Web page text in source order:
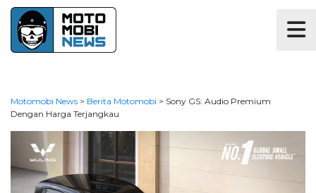
Motomobi News > Berita Motomobi > Sony GS: Audio Premium
Dengan Harga Terjangkau